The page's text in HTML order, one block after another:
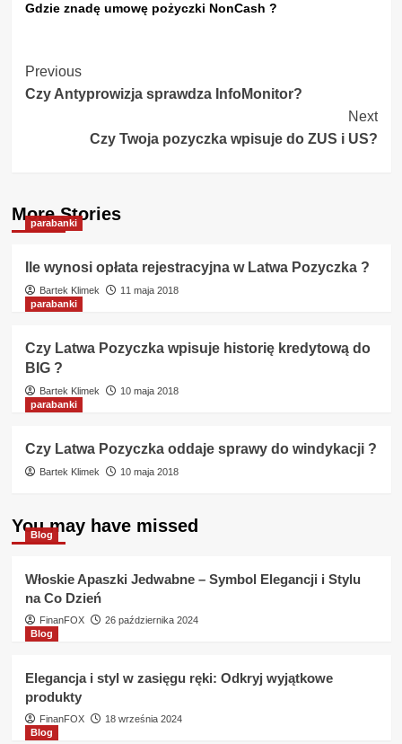
Gdzie znadę umowę pożyczki NonCash ?
Post
Navigation
Previous
Czy Antyprowizja sprawdza InfoMonitor?
Next
Czy Twoja pozyczka wpisuje do ZUS i US?
More Stories
parabanki
Ile wynosi opłata rejestracyjna w Latwa Pozyczka ?
Bartek Klimek
11 maja 2018
parabanki
Czy Latwa Pozyczka wpisuje historię kredytową do
BIG ?
Bartek Klimek
10 maja 2018
parabanki
Czy Latwa Pozyczka oddaje sprawy do windykacji ?
Bartek Klimek 10 maja 2018
You may have missed
Blog
Włoskie Apaszki Jedwabne – Symbol Elegancji i Stylu
na Co Dzień
FinanFOX
26 października 2024
Blog
Elegancja i styl w zasięgu ręki: Odkryj wyjątkowe
produkty
FinanFOX
18 września 2024
Blog